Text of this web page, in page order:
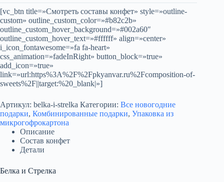
[vc_btn title=»Смотреть составы конфет» style=»outline-
custom» outline_custom_color=»#b82c2b»
outline_custom_hover_background=»#002a60″
outline_custom_hover_text=»#ffffff» align=»center»
i_icon_fontawesome=»fa fa-heart»
css_animation=»fadeInRight» button_block=»true»
add_icon=»true»
link=»url:https%3A%2F%2Fpkyanvar.ru%2Fcomposition-of-
sweets%2F||target:%20_blank|»]
Артикул: belka-i-strelka Категории: Все новогодние
подарки, Комбинированные подарки, Упаковка из
микрогофрокартона
Описание
Состав конфет
Детали
Белка и Стрелка